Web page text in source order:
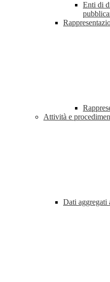
Enti di
Attività e
Dati aggregati